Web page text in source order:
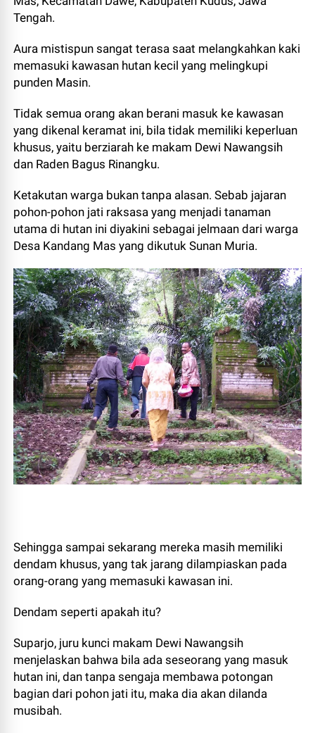
Tengah.
Aura mistispun sangat terasa saat melangkahkan kaki
memasuki kawasan hutan kecil yang melingkupi
punden Masin.
Tidak semua orang akan berani masuk ke kawasan
yang dikenal keramat ini, bila tidak memiliki keperluan
khusus, yaitu berziarah ke makam Dewi Nawangsih
dan Raden Bagus Rinangku.
Ketakutan warga bukan tanpa alasan. Sebab jajaran
pohon-pohon jati raksasa yang menjadi tanaman
utama di hutan ini diyakini sebagai jelmaan dari warga
Desa Kandang Mas yang dikutuk Sunan Muria.
Sehingga sampai sekarang mereka masih memiliki
dendam khusus, yang tak jarang dilampiaskan pada
orang-orang yang memasuki kawasan ini.
Dendam seperti apakah itu?
Suparjo, juru kunci makam Dewi Nawangsih
menjelaskan bahwa bila ada seseorang yang masuk
hutan ini, dan tanpa sengaja membawa potongan
bagian dari pohon jati itu, maka dia akan dilanda
musibah.